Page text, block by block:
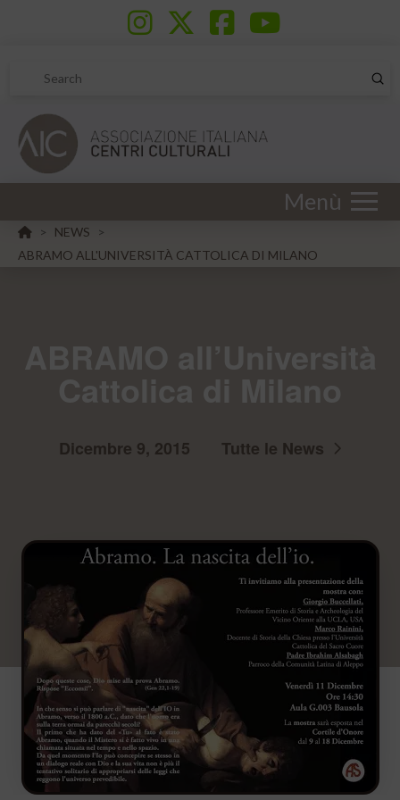
Search
Menù
HOME
> NEWS
>
ABRAMO ALL'UNIVERSITÀ CATTOLICA DI MILANO
Dicembre 9, 2015 Tutte le News